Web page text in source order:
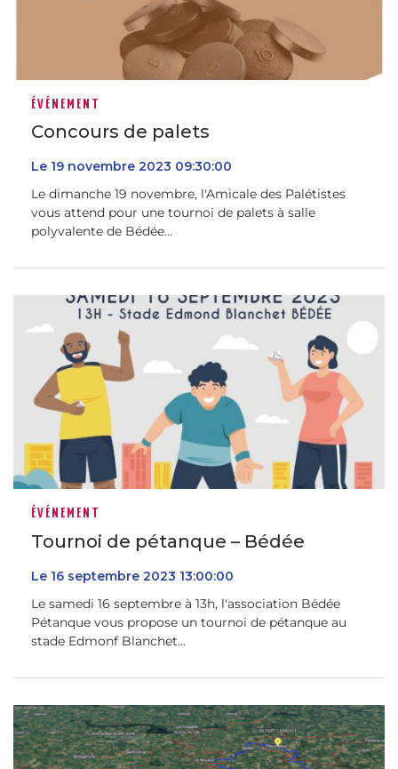
ÉVÉNEMENT
Concours de palets
Le 19 novembre 2023 09:30:00
Le dimanche 19 novembre, l'Amicale des Palétistes
vous attend pour une tournoi de palets à salle
polyvalente de Bédée...
ÉVÉNEMENT
Tournoi de pétanque – Bédée
Le 16 septembre 2023 13:00:00
Le samedi 16 septembre à 13h, l'association Bédée
Pétanque vous propose un tournoi de pétanque au
stade Edmonf Blanchet...